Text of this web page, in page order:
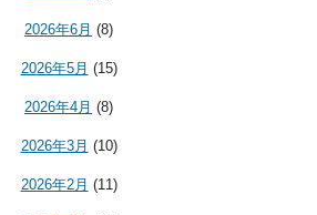
2026年6月 (8)
2026年5月 (15)
2026年4月 (8)
2026年3月 (10)
2026年2月 (11)